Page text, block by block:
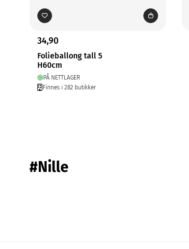
34,90
Folieballong tall 5
H60cm
PÅ NETTLAGER
Finnes i 282 butikker
#Nille